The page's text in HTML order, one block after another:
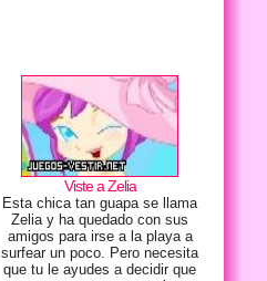
Viste a Zelia
Esta chica tan guapa se llama
Zelia y ha quedado con sus
amigos para irse a la playa a
surfear un poco. Pero necesita
que tu le ayudes a decidir que